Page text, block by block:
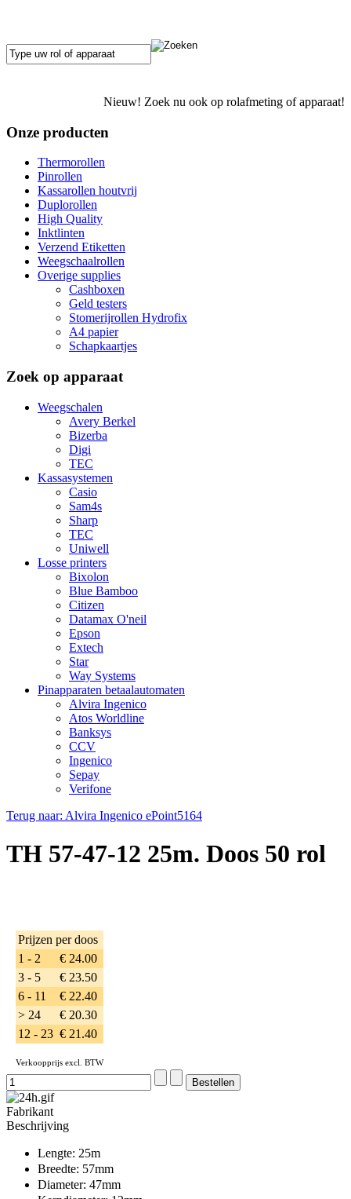
Nieuw! Zoek nu ook op rolafmeting of apparaat!
Onze producten
Thermorollen
Pinrollen
Kassarollen houtvrij
Duplorollen
High Quality
Inktlinten
Verzend Etiketten
Weegschaalrollen
Overige supplies
Cashboxen
Geld testers
Stomerijrollen Hydrofix
A4 papier
Schapkaartjes
Zoek op apparaat
Weegschalen
Avery Berkel
Bizerba
Digi
TEC
Kassasystemen
Casio
Sam4s
Sharp
TEC
Uniwell
Losse printers
Bixolon
Blue Bamboo
Citizen
Datamax O'neil
Epson
Extech
Star
Way Systems
Pinapparaten betaalautomaten
Alvira Ingenico
Atos Worldline
Banksys
CCV
Ingenico
Sepay
Verifone
Terug naar: Alvira Ingenico ePoint5164
TH 57-47-12 25m. Doos 50 rol
Prijzen per doos
1 - 2
€ 24.00
3 - 5
€ 23.50
6 - 11
€ 22.40
> 24
€ 20.30
12 - 23 € 21.40
Verkoopprijs excl. BTW
Fabrikant
Beschrijving
Lengte: 25m
Breedte: 57mm
Diameter: 47mm